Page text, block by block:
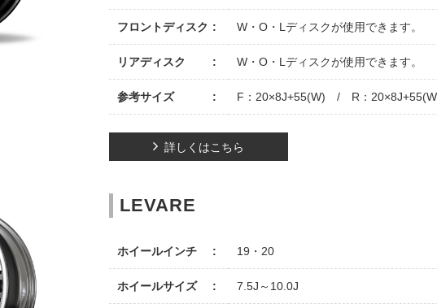
フロントディスク W・O・Lディスクが使用できます。
リアディスク W・O・Lディスクが使用できます。
参考サイズ F：20×8J+55(W) / R：
詳しくはこちら
LEVARE
ホイールインチ 19・20
ホイールサイズ 7.5J～10.0J